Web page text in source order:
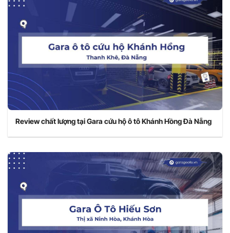
Review chất lượng tại Gara cứu hộ ô tô Khánh Hồng Đà Nẵng